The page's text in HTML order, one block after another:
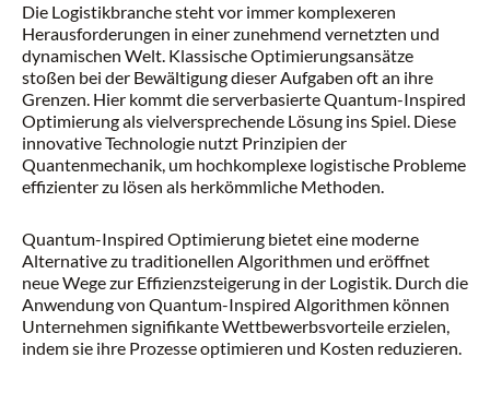
Die Logistikbranche steht vor immer komplexeren
Herausforderungen in einer zunehmend vernetzten und
dynamischen Welt. Klassische Optimierungsansätze
stoßen bei der Bewältigung dieser Aufgaben oft an ihre
Grenzen. Hier kommt die serverbasierte Quantum-Inspired
Optimierung als vielversprechende Lösung ins Spiel. Diese
innovative Technologie nutzt Prinzipien der
Quantenmechanik, um hochkomplexe logistische Probleme
effizienter zu lösen als herkömmliche Methoden.
Quantum-Inspired Optimierung bietet eine moderne
Alternative zu traditionellen Algorithmen und eröffnet
neue Wege zur Effizienzsteigerung in der Logistik. Durch die
Anwendung von Quantum-Inspired Algorithmen können
Unternehmen signifikante Wettbewerbsvorteile erzielen,
indem sie ihre Prozesse optimieren und Kosten reduzieren.